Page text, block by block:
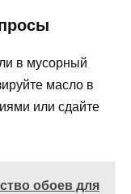
в мусорный
масло в
или сдайте
обоев для